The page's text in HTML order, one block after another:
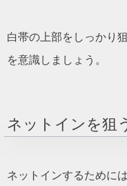
白帯の上部をしっかり
を意識しましょう。
ネットインを狙
ネットインするために